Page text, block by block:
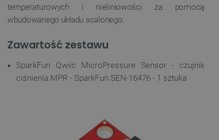
temperaturowych i nieliniowości za pomocą
wbudowanego układu scalonego.
Zawartość zestawu
SparkFun Qwiic MicroPressure Sensor - czujnik
ciśnienia MPR - SparkFun SEN-16476 - 1 sztuka